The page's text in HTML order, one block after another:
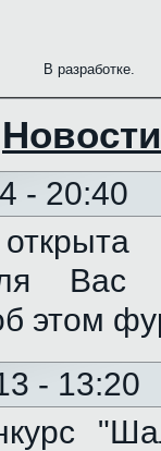
В разработке.
- 20:40
Вас
этом
- 13:20